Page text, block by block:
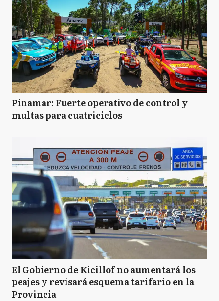
Pinamar: Fuerte operativo de control y
multas para cuatriciclos
El Gobierno de Kicillof no aumentará los
peajes y revisará esquema tarifario en la
Provincia